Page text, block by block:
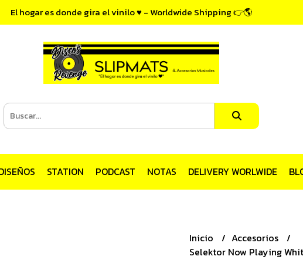
El hogar es donde gira el vinilo ♥ - Worldwide Shipping 👉🌎
STATION PODCAST NOTAS DELIVERY WORLWIDE
Inicio
Accesorios
Selektor Now Playing